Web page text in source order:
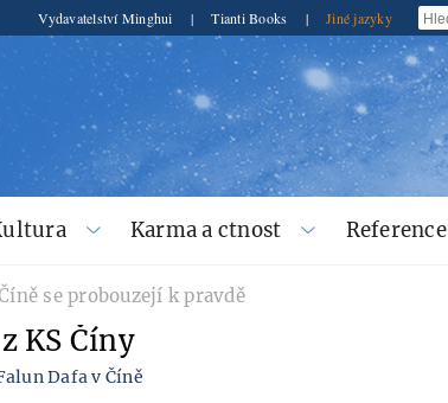
Vydavatelství Minghui | Tianti Books | Jiné jazyky
Karma a ctnost Reference
se probouzejí k pravdě
KS Číny
Dafa v Číně